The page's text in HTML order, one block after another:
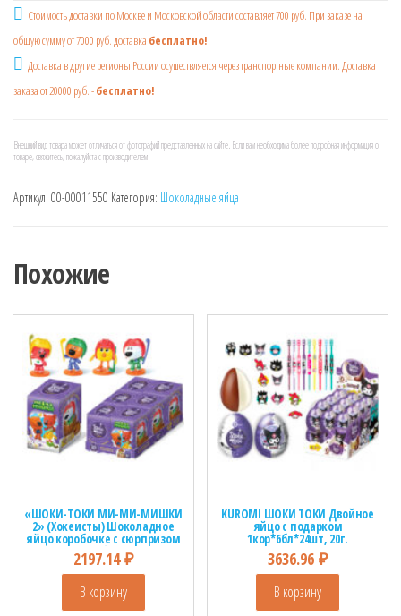
Стоимость доставки по Москве и Московской области составляет 700 руб. При заказе на
общую сумму от 7000 руб. доставка бесплатно!
Доставка в другие регионы России осушествляется через транспортные компании. Доставка
заказа от 20000 руб. -бесплатно!
Внешний вид товара может отличаться от фотографий представленных на сайте. Если вам необходима более подробная информация о
товаре, свяжитесь, пожалуйста с производителем.
Артикул: 00-00011550 Категория: Шоколадные яйца
Похожие
«ШОКИ-ТОКИ МИ-МИ-МИШКИ
2» (Хокеисты) Шоколадное
яйцо коробочке с сюрпризом
XXL 1кор*12бл*6шт,70гр
2197.14₽
В корзину
KUROMI ШОКИ ТОКИ Двойное
яйцо с подарком
1кор*6бл*24шт, 20г.
3636.96₽
В корзину